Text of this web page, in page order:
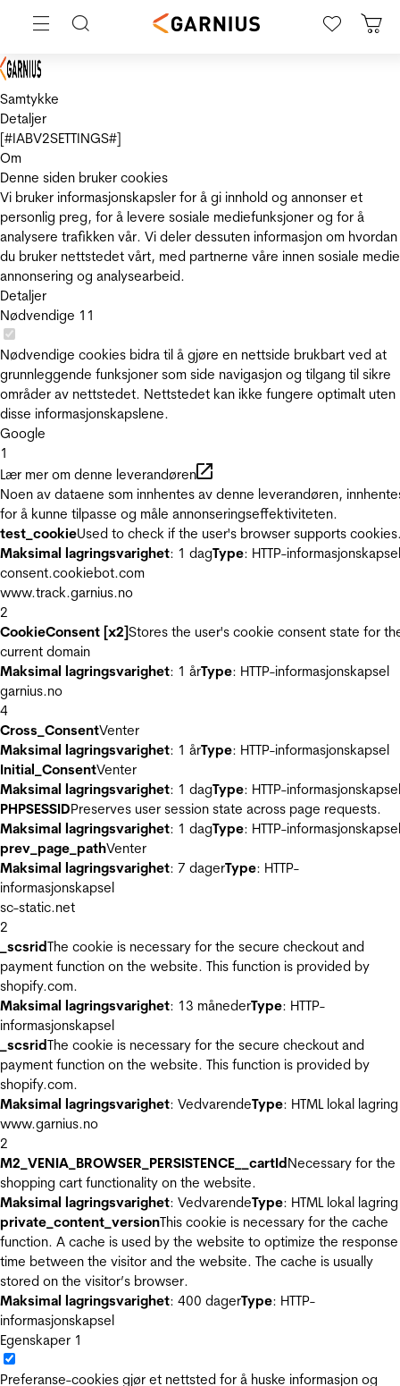
Samtykke
Detaljer
[#IABV2SETTINGS#]
Om
Denne siden bruker cookies
Vi bruker informasjonskapsler for å gi innhold og annonser et
personlig preg, for å levere sosiale mediefunksjoner og for å
analysere trafikken vår. Vi deler dessuten informasjon om hvordan
du bruker nettstedet vårt, med partnerne våre innen sosiale
annonsering og analysearbeid.
Detaljer
Nødvendige 11
Nødvendige cookies bidra til å gjøre en nettside brukbart ved at
grunnleggende funksjoner som side navigasjon og tilgang til sikre
områder av nettstedet. Nettstedet kan ikke fungere optimalt uten
disse informasjonskapslene.
Google
1
Lær mer om denne leverandøren
Noen av dataene som innhentes av denne leverandøren,
for å kunne tilpasse og måle annonseringseffektiviteten.
test_cookieUsed to check if the user's browser supports
Maksimal lagringsvarighet: 1 dagType: HTTP-informasjonskapsel
consent.cookiebot.com
www.track.garnius.no
2
CookieConsent [x2]Stores the user's cookie consent state for
current domain
Maksimal lagringsvarighet: 1 årType: HTTP-informasjonskapsel
garnius.no
4
Cross_ConsentVenter
Maksimal lagringsvarighet: 1 årType: HTTP-informasjonskapsel
Initial_ConsentVenter
Maksimal lagringsvarighet: 1 dagType: HTTP-informasjonskapsel
PHPSESSIDPreserves user session state across page requests.
Maksimal lagringsvarighet: 1 dagType: HTTP-informasjonskapsel
prev_page_pathVenter
Maksimal lagringsvarighet: 7 dagerType: HTTP-
informasjonskapsel
sc-static.net
2
_scsridThe cookie is necessary for the secure checkout and
payment function on the website. This function is provided by
shopify.com.
Maksimal lagringsvarighet: 13 månederType: HTTP-
informasjonskapsel
_scsridThe cookie is necessary for the secure checkout and
payment function on the website. This function is provided by
shopify.com.
Maksimal lagringsvarighet: VedvarendeType: HTML lokal lagring
www.garnius.no
2
M2_VENIA_BROWSER_PERSISTENCE__cartIdNecessary for the
shopping cart functionality on the website.
Maksimal lagringsvarighet: VedvarendeType: HTML lokal lagring
private_content_versionThis cookie is necessary for the cache
function. A cache is used by the website to optimize the response
time between the visitor and the website. The cache is usually
stored on the visitor’s browser.
Maksimal lagringsvarighet: 400 dagerType: HTTP-
informasjonskapsel
Egenskaper 1
Preferanse-cookies gjør et nettsted for å huske informasjon og